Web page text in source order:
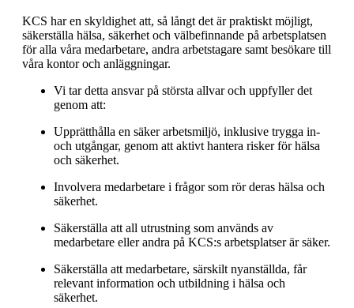
KCS har en skyldighet att, så långt det är praktiskt möjligt,
säkerställa hälsa, säkerhet och välbefinnande på arbetsplatsen
för alla våra medarbetare, andra arbetstagare samt besökare till
våra kontor och anläggningar.
Vi tar detta ansvar på största allvar och uppfyller det
genom att:
Upprätthålla en säker arbetsmiljö, inklusive trygga in-
och utgångar, genom att aktivt hantera risker för hälsa
och säkerhet.
Involvera medarbetare i frågor som rör deras hälsa och
säkerhet.
Säkerställa att all utrustning som används av
medarbetare eller andra på KCS:s arbetsplatser är säker.
Säkerställa att medarbetare, särskilt nyanställda, får
relevant information och utbildning i hälsa och
säkerhet.